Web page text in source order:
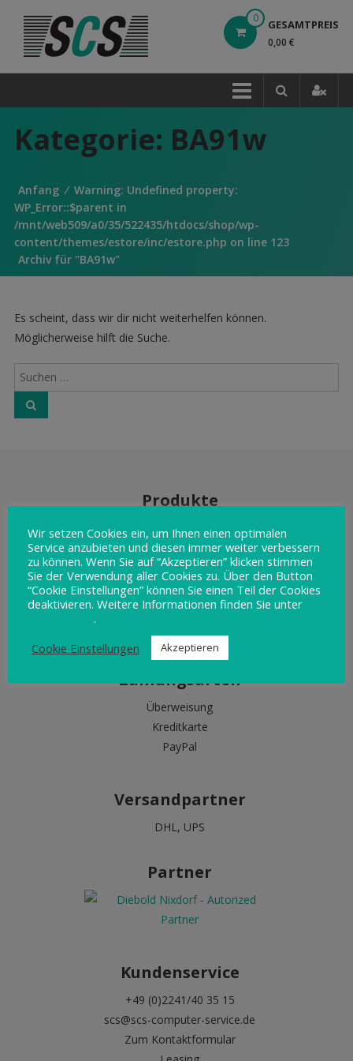
Inhalt
0 GESAMTPREIS
0,00 €
Kategorie: BA91w
Anfang ⁄ Warning: Undefined property:
WP_Error::$parent in
/mnt/web509/a0/35/522435/htdocs/shop/wp-
content/themes/estore/inc/estore.php on line 123
Archiv für "BA91w"
Es scheint, dass wir dir nicht weiterhelfen können.
Möglicherweise hilft die Suche.
Produkte
Scanner
Zubehör
Touchkasse
Kassen
Kundenbildschirme
Zahlungsarten
Überweisung
Kreditkarte
PayPal
Versandpartner
DHL, UPS
Partner
Kundenservice
+49 (0)2241/40 35 15
scs@scs-computer-service.de
Zum Kontaktformular
Wir setzen Cookies ein, um Ihnen einen optimalen
Service anzubieten und diesen immer weiter verbessern
zu können. Wenn Sie auf “Akzeptieren” klicken stimmen
Sie der Verwendung aller Cookies zu. Über den Button
“Cookie Einstellungen” können Sie einen Teil der Cookies
deaktivieren. Weitere Informationen finden Sie unter
.
Cookie Einstellungen
Akzeptieren